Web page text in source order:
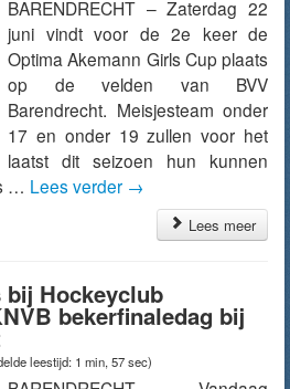
BARENDRECHT – Zaterdag 22
juni vindt voor de 2e keer de
Optima Akemann Girls Cup plaats
op de velden van BVV
Barendrecht. Meisjesteam onder
17 en onder 19 zullen voor het
laatst dit seizoen hun kunnen
… Lees verder →
Lees meer
Hockeyclub
bekerfinaledag bij
leestijd: 1 min, 57 sec)